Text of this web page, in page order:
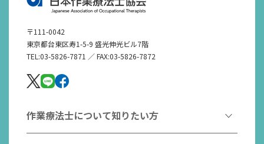
〒111-0042
東京都台東区寿1-5-9 盛光伸光ビル7階
TEL:03-5826-7871 ／ FAX:03-5826-7872
作業療法士について知りたい方